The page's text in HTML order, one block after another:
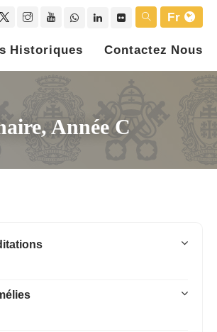
Fr
Historiques Contactez Nous
Année C